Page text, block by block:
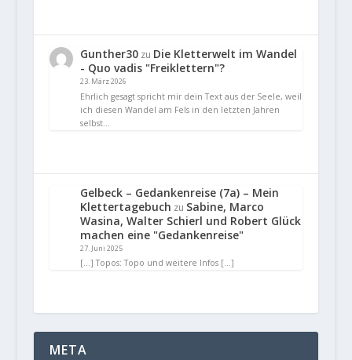
Gunther30zu Die Kletterwelt im Wandel
- Quo vadis "Freiklettern"?
23. März 2026
Ehrlich gesagt spricht mir dein Text aus der Seele, weil
ich diesen Wandel am Fels in den letzten Jahren
selbst…
Gelbeck – Gedankenreise (7a) – Mein
Klettertagebuch zu Sabine, Marco
Wasina, Walter Schierl und Robert Glück
machen eine "Gedankenreise"
27. Juni 2025
[…] Topos: Topo und weitere Infos […]
META